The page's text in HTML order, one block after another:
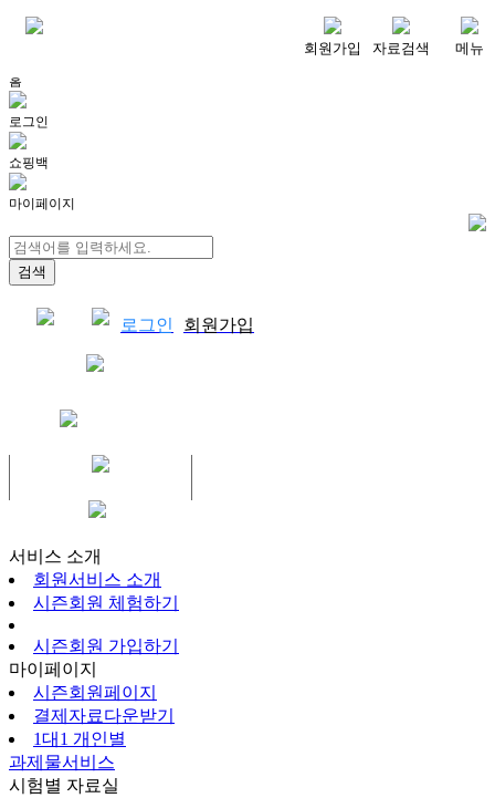
회원가입 자료검색 메뉴
홈
로그인
쇼핑백
마이페이지
로그인 회원가입
서비스 소개
회원서비스 소개
시즌회원 체험하기
시즌회원 가입하기
마이페이지
시즌회원페이지
결제자료다운받기
1대1 개인별
과제물서비스
시험별 자료실